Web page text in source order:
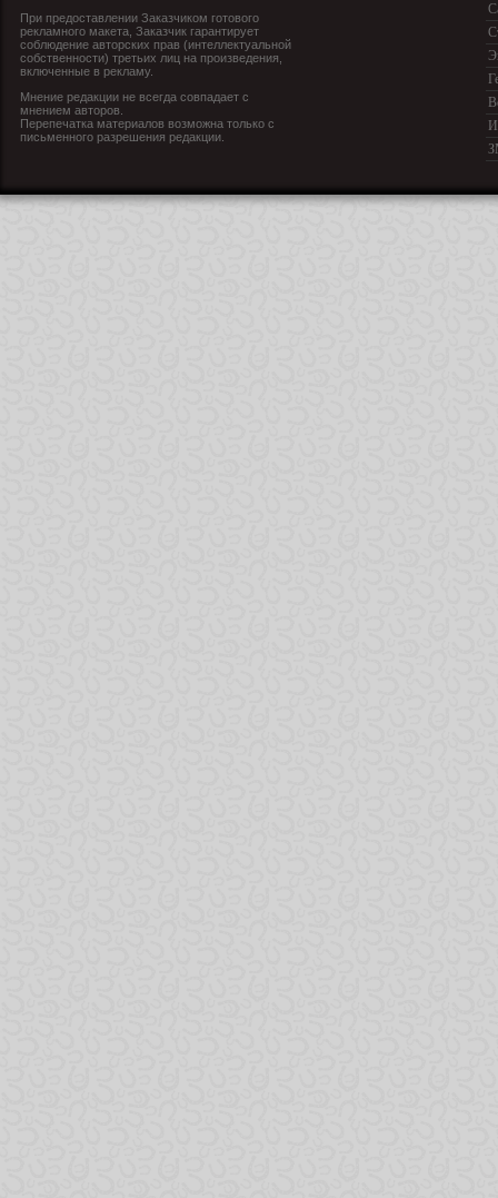
При предоставлении Заказчиком готового
рекламного макета, Заказчик гарантирует
соблюдение авторских прав (интеллектуальной
собственности) третьих лиц на произведения,
включенные в рекламу.
Мнение редакции не всегда совпадает с
мнением авторов.
Перепечатка материалов возможна только с
письменного разрешения редакции.